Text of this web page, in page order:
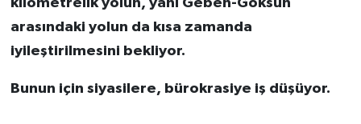
kilometrelik yolun, yani Geben-Göksun
arasındaki yolun da kısa zamanda
iyileştirilmesini bekliyor.
Bunun için siyasilere, bürokrasiye iş düşüyor.